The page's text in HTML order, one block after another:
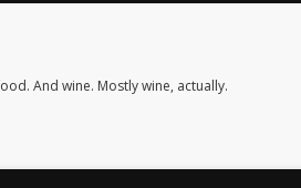
And wine. Mostly wine, actually.